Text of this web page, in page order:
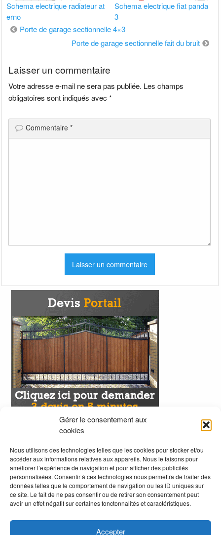
Gérer le consentement aux
cookies
Nous utilisons des technologies telles que les cookies pour stocker et/ou
accéder aux informations relatives aux appareils. Nous le faisons pour
améliorer l’expérience de navigation et pour afficher des publicités
personnalisées. Consentir à ces technologies nous permettra de traiter des
données telles que le comportement de navigation ou les ID uniques sur
ce site. Le fait de ne pas consentir ou de retirer son consentement peut
avoir un effet négatif sur certaines fonctonnalités et caractéristiques.
Accepter
Schema electrique radiateur at
erno
Schema electrique fiat panda
3
Navigation
Porte de garage sectionnelle 4×3
Porte de garage sectionnelle fait du bruit
Laisser un commentaire
Votre adresse e-mail ne sera pas publiée. Les champs
obligatoires sont indiqués avec*
Commentaire*